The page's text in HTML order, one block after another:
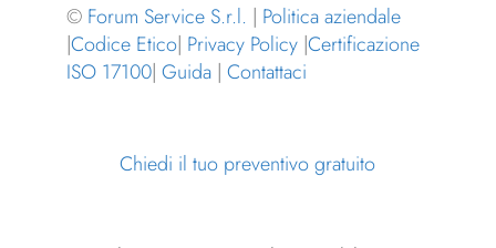
© Forum Service S.r.l. | Politica aziendale
|Codice Etico| Privacy Policy|Certificazione
ISO 17100| Guida| Contattaci
Chiedi il tuo preventivo gratuito